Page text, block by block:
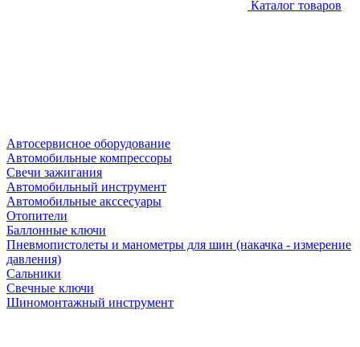
Каталог товаров
Автосервисное оборудование
Автомобильные компрессоры
Свечи зажигания
Автомобильный инструмент
Автомобильные акссесуары
Отопители
Баллонные ключи
Пневмопистолеты и манометры для шин (накачка - измерение
давления)
Сальники
Свечные ключи
Шиномонтажный инструмент